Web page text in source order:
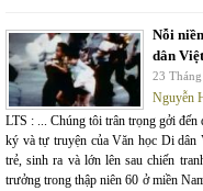
Nỗi
dân
23
Nguyễn
LTS : ... Chúng tôi trân trọng gởi
ký và tự truyện của Văn học Di dân
trẻ, sinh ra và lớn lên sau chiến
trưởng trong thập niên 60 ở miền